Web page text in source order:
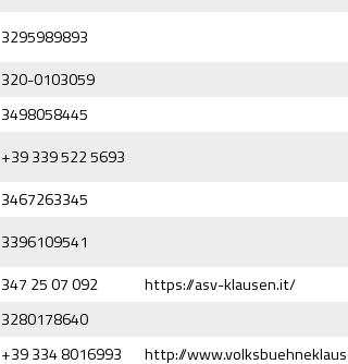
3295989893
320-0103059
3498058445
+39 339 522 5693
3467263345
3396109541
347 25 07 092 https://asv-klausen.it/
3280178640
+39 334 8016993 http://